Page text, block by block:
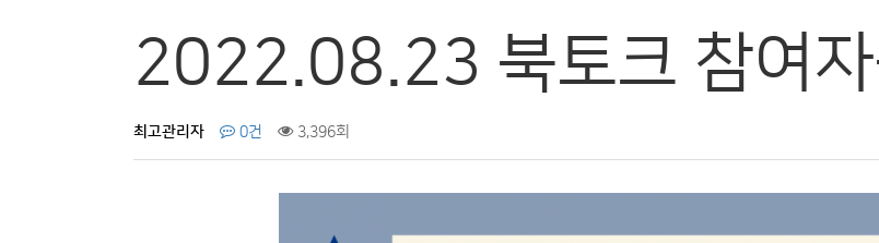
2022.08.23 북토크 참여
최고관리자 0건 3,396회